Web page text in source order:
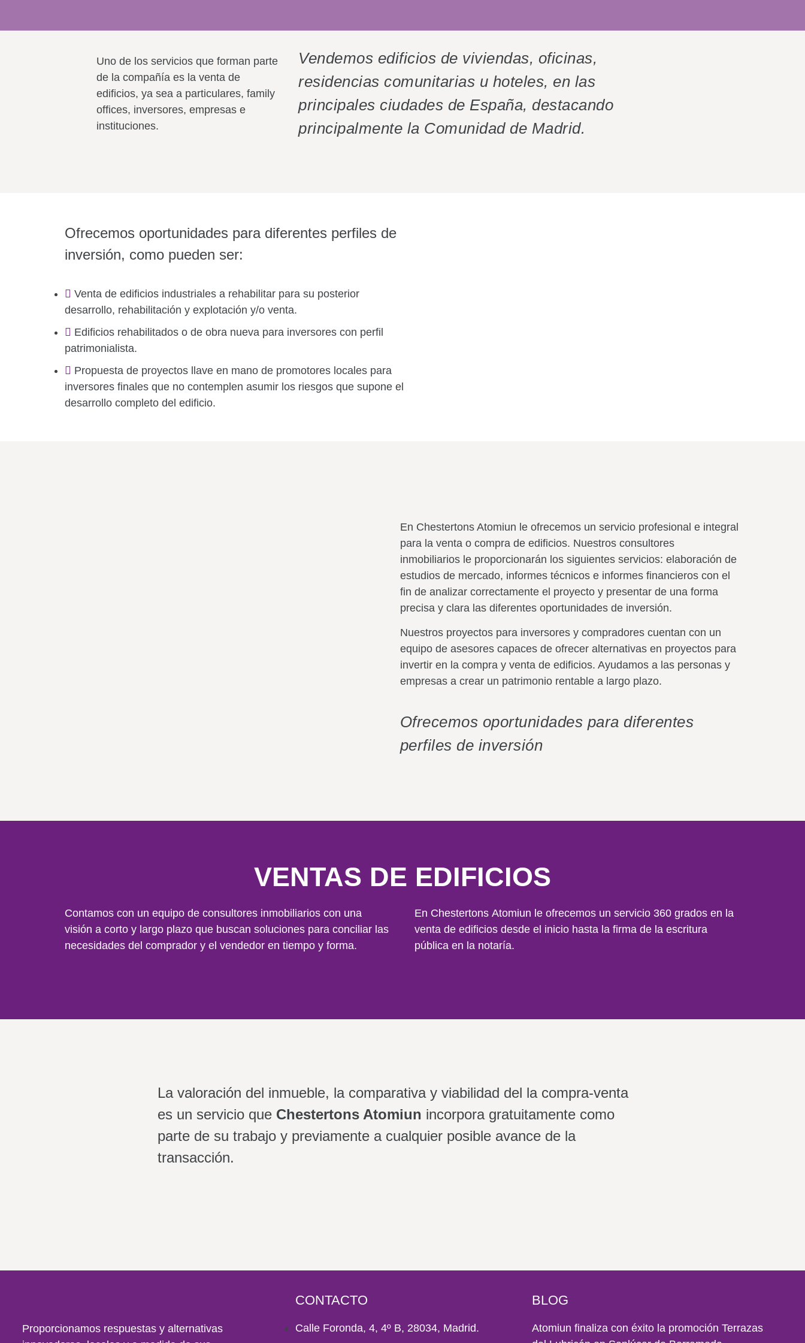
Uno de los servicios que forman parte
de la compañía es laventa de
edificios, ya sea a particulares, family
offices, inversores, empresas e
instituciones.
Vendemos edificios de viviendas, oficinas,
residencias comunitarias u hoteles, en las
principales ciudades de España, destacando
principalmente la Comunidad de Madrid.
Ofrecemos oportunidades para diferentes perfiles de
inversión, como pueden ser:
Venta de edificios industriales a rehabilitar para su posterior
desarrollo, rehabilitación y explotación y/o venta.
Edificios rehabilitados o de obra nueva para inversores con perfil
patrimonialista.
Propuesta de proyectos llave en mano de promotores locales para
inversores finales que no contemplen asumir los riesgos que supone el
desarrollo completo del edificio.
En Chestertons Atomiun le ofrecemos un servicio profesional e integral
para la venta o compra de edificios. Nuestros consultores
inmobiliariosle proporcionarán los siguientes servicios: elaboración de
estudios de mercado, informes técnicos e informes financieros con el
fin de analizar correctamente el proyecto y presentar de una forma
precisa y clara las diferentes oportunidades de inversión.
Nuestros proyectos para inversores y compradores cuentan con un
equipo de asesores capaces de ofrecer alternativas en proyectos para
invertir en la compra y venta de edificios. Ayudamos a las personas y
empresas a crear un patrimonio rentable a largo plazo.
Ofrecemos oportunidades para diferentes
perfiles de inversión
VENTAS DE EDIFICIOS
Contamos con un equipo de consultores inmobiliarios con una
visión a corto y largo plazo que buscan soluciones para conciliar las
necesidades del comprador y el vendedor en tiempo y forma.
En Chestertons Atomiun le ofrecemos un servicio 360 grados en la
venta de edificios desde el inicio hasta la firma de la escritura
pública en la notaría.
La valoración del inmueble, la comparativa y viabilidad del la compra-venta
es un servicio que Chestertons Atomiun incorpora gratuitamente como
parte de su trabajo y previamente a cualquier posible avance de la
transacción.
Proporcionamos respuestas y alternativas
CONTACTO
Calle Foronda, 4, 4º B, 28034, Madrid.
BLOG
Atomiun finaliza con éxito la promoción Terrazas